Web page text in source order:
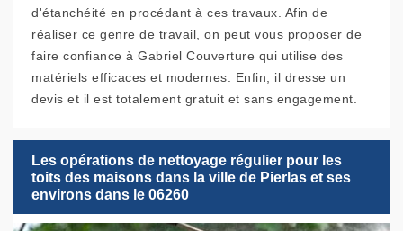
d'étanchéité en procédant à ces travaux. Afin de
réaliser ce genre de travail, on peut vous proposer de
faire confiance à Gabriel Couverture qui utilise des
matériels efficaces et modernes. Enfin, il dresse un
devis et il est totalement gratuit et sans engagement.
Les opérations de nettoyage régulier pour les
toits des maisons dans la ville de Pierlas et ses
environs dans le 06260